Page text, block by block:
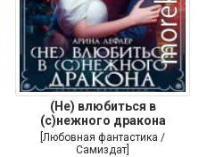
(Не) влюбиться в
(с)нежного дракона
[Любовная фантастика /
Самиздат]